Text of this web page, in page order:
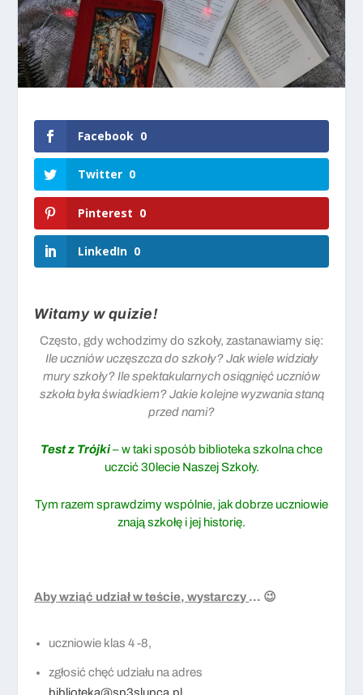
Facebook 0
Twitter 0
Pinterest 0
LinkedIn 0
Witamy w quizie!
Często, gdy wchodzimy do szkoły, zastanawiamy się:
Ile uczniów uczęszcza do szkoły? Jak wiele widziały
mury szkoły? Ile spektakularnych osiągnięć uczniów
szkoła była świadkiem? Jakie kolejne wyzwania staną
przed nami?
Test z Trójki– w taki sposób biblioteka szkolna chce
uczcić 30lecie Naszej Szkoły.
Tym razem sprawdzimy wspólnie, jak dobrze uczniowie
znają szkołę i jej historię.
Aby wziąć udział w teście, wystarczy … 😉
uczniowie klas 4 -8,
zgłosić chęć udziału na adres